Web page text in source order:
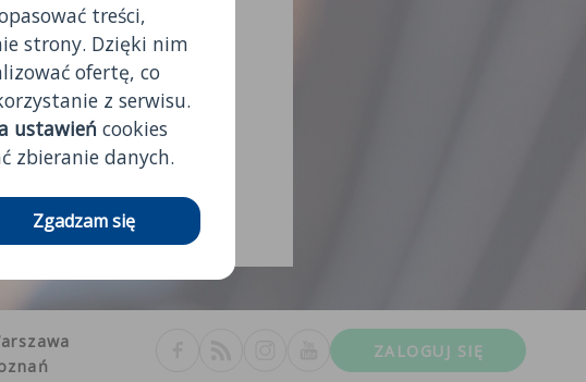
treści,
strony. Dzięki nim
ofertę, co
z serwisu.
ustawień cookies
zbieranie danych.
Zgadzam się
lub pozytywne.
opinii ze strony
wystarczy przesłać
i nazwiskiem, oraz
MaturaIT.
ZALOGUJ SIĘ